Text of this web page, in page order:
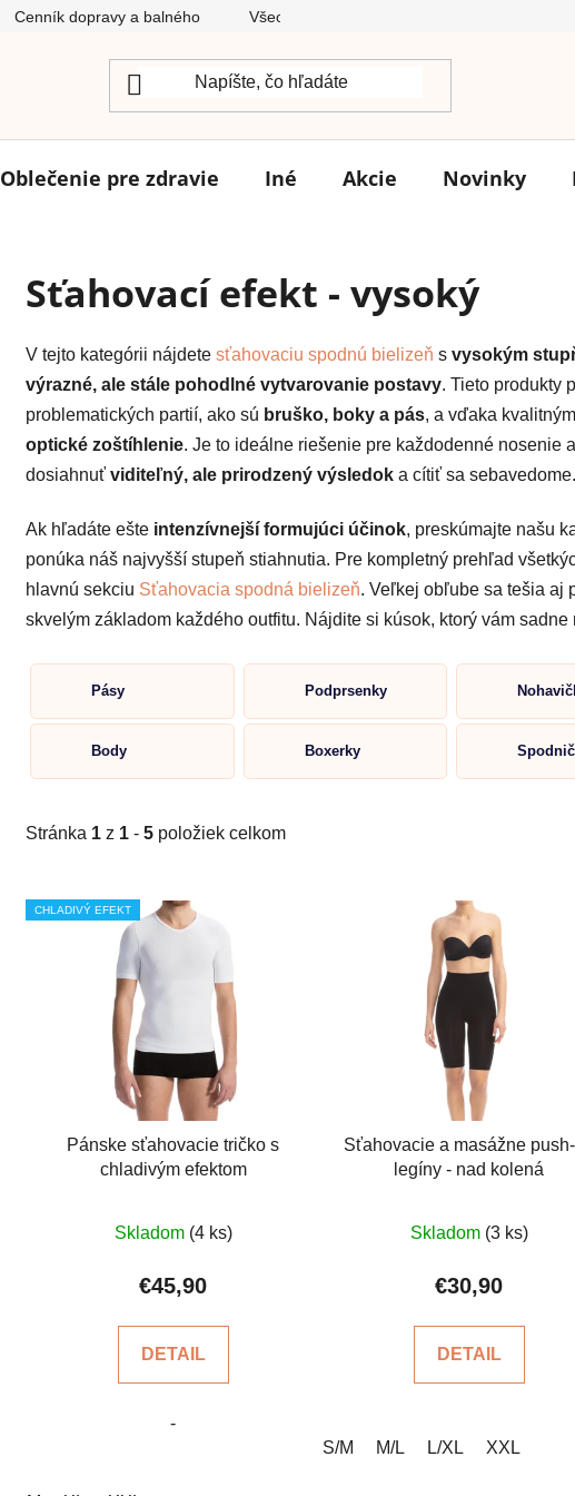
Cenník dopravy a balného Všeobecné obchodné podmienky
Oblečenie pre zdravie Iné Akcie Novinky
Sťahovací efekt - vysoký
V tejto kategórii nájdete sťahovaciu spodnú bielizeň s vysokým
výrazné, ale stále pohodlné vytvarovanie postavy. Tieto produkty
problematických partií, ako sú bruško, boky a pás, a vďaka
optické zoštíhlenie. Je to ideálne riešenie pre každodenné nosenie
dosiahnuť viditeľný, ale prirodzený výsledok a cítiť sa sebavedome.
Ak hľadáte ešte intenzívnejší formujúci účinok, preskúmajte našu
ponúka náš najvyšší stupeň stiahnutia. Pre kompletný prehľad
hlavnú sekciu Sťahovacia spodná bielizeň. Veľkej obľube sa tešia aj
skvelým základom každého outfitu. Nájdite si kúsok, ktorý vám sadne
Pásy Podprsenky
Body Boxerky
Stránka 1 z 1 - 5 položiek celkom
V
ý
CHLADIVÝ EFEKT
Pánske sťahovacie tričko s
chladivým efektom
hodnotenie
produktu
z
hviezdičiek.
Skladom (4 ks)
€45,90
DETAIL
-
Sťahovacie a masážne
legíny - nad kolená
hodnotenie
produktu
z
Skladom (3 ks)
€30,90
DETAIL
S/M M/L L/XL XXL